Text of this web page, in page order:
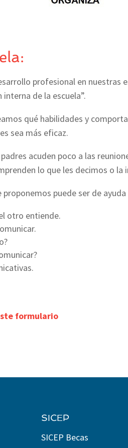
profesional en nuestras
de la escuela”.
qué habilidades y
sea más eficaz.
acuden poco a las
lo que les decimos o
puede ser de
otro entiende.
formulario
SICEP
SICEP Becas